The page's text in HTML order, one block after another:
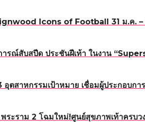
Icons of Football 31 ม.ค. –
ารณ์สับสปีด ประชันฝีเท้า ในงาน
าหกรรมเป้าหมาย เชื่อมผู้ประกอบการ
ราม 2 โฉมใหม่!ศูนย์สุขภาพเท้าครบว